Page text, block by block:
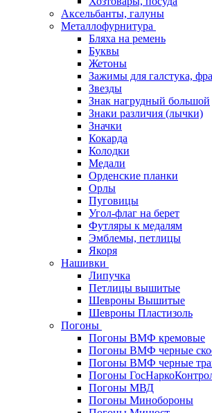
Аксельбанты, галуны
Металлофурнитура
Бляха на ремень
Буквы
Жетоны
Зажимы для галстука,
Звезды
Знак нагрудный большой
Знаки различия (лычки)
Значки
Кокарда
Колодки
Медали
Орденские планки
Орлы
Пуговицы
Угол-флаг на берет
Футляры к медалям
Эмблемы, петлицы
Якоря
Нашивки
Липучка
Петлицы вышитые
Шевроны Вышитые
Шевроны Пластизоль
Погоны
Погоны ВМФ кремовые
Погоны ВМФ черные
Погоны ВМФ черные
Погоны
Погоны МВД
Погоны Минобороны